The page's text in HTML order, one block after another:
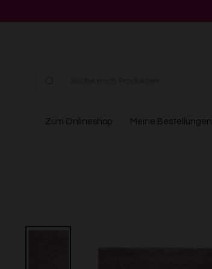
Zum Onlineshop Meine Bestellungen